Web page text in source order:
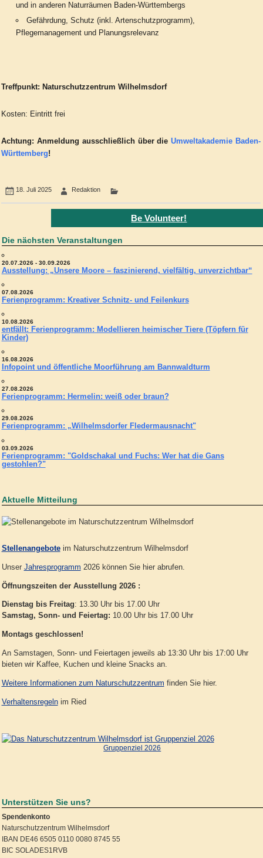
und in anderen Naturräumen Baden-Württembergs
Gefährdung, Schutz (inkl. Artenschutzprogramm),
Pflegemanagement und Planungsrelevanz
Treffpunkt: Naturschutzzentrum Wilhelmsdorf
Kosten: Eintritt frei
Achtung: Anmeldung ausschließlich über dieUmweltakademie Baden-
Württemberg!
18. Juli 2025 Redaktion
Be Volunteer!
Die nächsten Veranstaltungen
20.07.2026 - 30.09.2026
Ausstellung: „Unsere Moore – faszinierend, vielfältig, unverzichtbar“
07.08.2026
Ferienprogramm: Kreativer Schnitz- und Feilenkurs
10.08.2026
entfällt: Ferienprogramm: Modellieren heimischer Tiere (Töpfern für
Kinder)
16.08.2026
Infopoint und öffentliche Moorführung am Bannwaldturm
27.08.2026
Ferienprogramm: Hermelin: weiß oder braun?
29.08.2026
Ferienprogramm: „Wilhelmsdorfer Fledermausnacht"
03.09.2026
Ferienprogramm: "Goldschakal und Fuchs: Wer hat die Gans
gestohlen?"
Aktuelle Mitteilung
Stellenangeboteim Naturschutzzentrum Wilhelmsdorf
Unser Jahresprogramm 2026 können Sie hier abrufen.
Öffnungszeiten der Ausstellung 2026 :
Dienstag bis Freitag: 13.30 Uhr bis 17.00 Uhr
Samstag, Sonn- und Feiertag: 10.00 Uhr bis 17.00 Uhr
Montags geschlossen!
An Samstagen, Sonn- und Feiertagen jeweils ab 13:30 Uhr bis 17:00 Uhr
bieten wir Kaffee, Kuchen und kleine Snacks an.
Weitere Informationen zum Naturschutzzentrum finden Sie hier.
Verhaltensregelnim Ried
Gruppenziel 2026
Unterstützen Sie uns?
Spendenkonto
Naturschutzzentrum Wilhelmsdorf
IBAN DE46 6505 0110 0080 8745 55
BIC SOLADES1RVB